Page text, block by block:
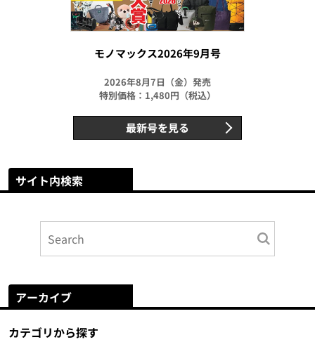
モノマックス2026年9月号
2026年8月7日（金）発売
特別価格：1,480円（税込）
最新号を見る
サイト内検索
アーカイブ
カテゴリから探す